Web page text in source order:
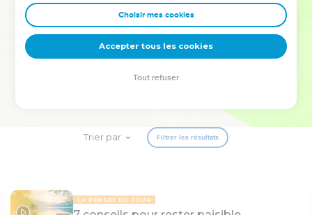
clés pour avancer avec plus de sagesse afin que leurs erreurs
deviennent vos tremplins. Que vous guidiez un ministère, une
équipe, un groupe ou une famille, leur expérience est faite
pour vous.
Trier par Filtrer les résultats
LA PENSÉE DU JOUR
Choisir mes cookies
Accepter tous les cookies
Tout refuser